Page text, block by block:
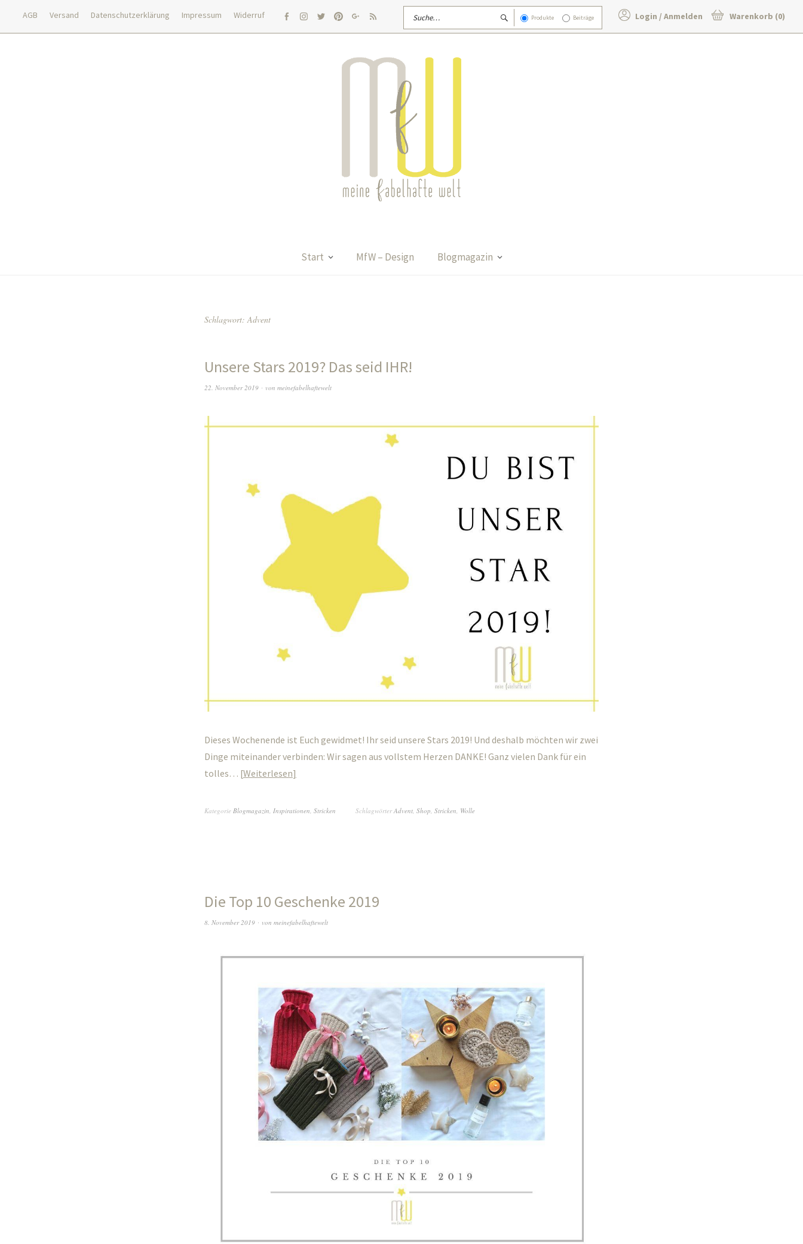
AGB Versand Datenschutzerklärung Impressum
Widerruf
facebookInstagram
twitterpinterest
google
rss
Produkte Beiträge Login / Anmelden Warenkorb (0)
Start MfW – Design Blogmagazin
Schlagwort:Advent
Unsere Stars 2019? Das seid IHR!
22. November 2019 von meinefabelhaftewelt
Dieses Wochenende ist Euch gewidmet! Ihr seid unsere Stars 2019! Und deshalb möchten wir zwei
Dinge miteinander verbinden: Wir sagen aus vollstem Herzen DANKE! Ganz vielen Dank für ein
tolles… Weiterlesen
Kategorie Blogmagazin, Inspirationen, Stricken SchlagwörterAdvent, Shop, Stricken, Wolle
Die Top 10 Geschenke 2019
8. November 2019 von meinefabelhaftewelt